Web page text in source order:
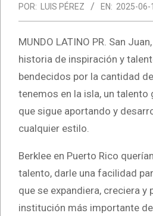
POR: LUIS PÉREZ EN: 2025-06-
MUNDO LATINO PR. San
historia de inspiración y
bendecidos por la cantidad
tenemos en la isla, un talento
que sigue aportando y
cualquier estilo.
Berklee en Puerto Rico
talento, darle una facilidad
que se expandiera, creciera y
institución más importante